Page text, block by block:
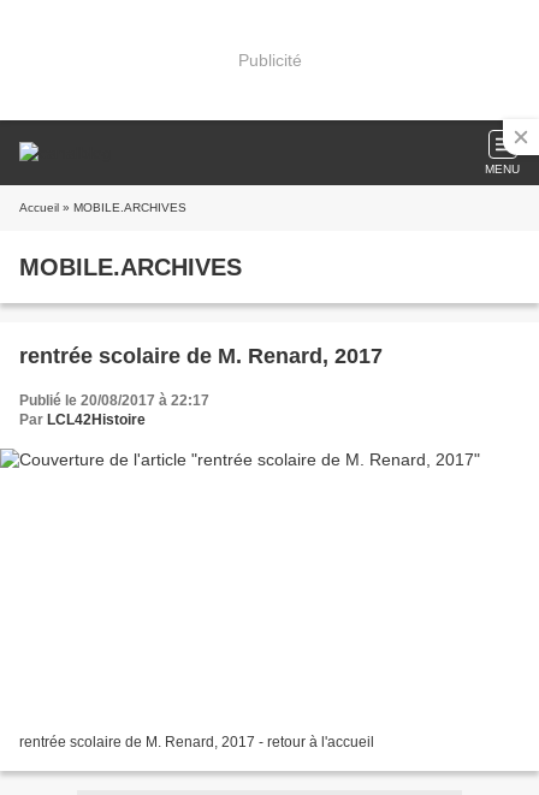
Publicité
MENU
Accueil » MOBILE.ARCHIVES
MOBILE.ARCHIVES
rentrée scolaire de M. Renard, 2017
Publié le 20/08/2017 à 22:17
Par LCL42Histoire
rentrée scolaire de M. Renard, 2017 - retour à l'accueil